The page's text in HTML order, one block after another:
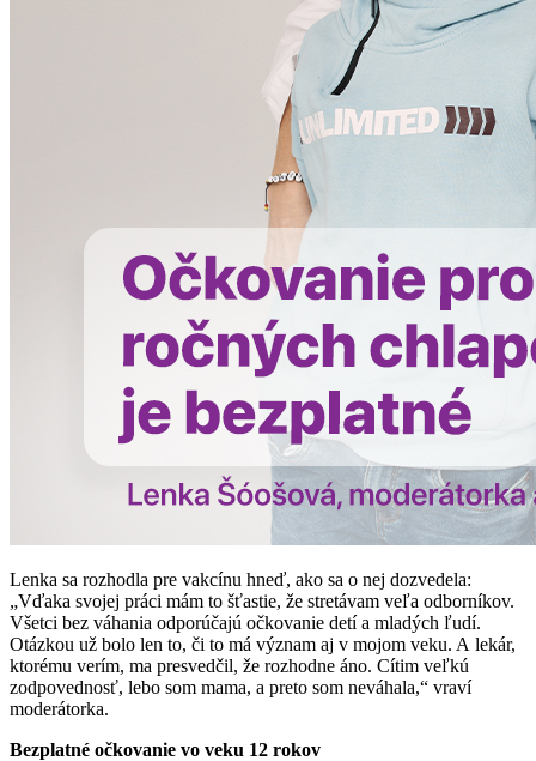
Lenka sa rozhodla pre vakcínu hneď, ako sa o nej dozvedela:
„Vďaka svojej práci mám to šťastie, že stretávam veľa odborníkov.
Všetci bez váhania odporúčajú očkovanie detí a mladých ľudí.
Otázkou už bolo len to, či to má význam aj v mojom veku. A lekár,
ktorému verím, ma presvedčil, že rozhodne áno. Cítim veľkú
zodpovednosť, lebo som mama, a preto som neváhala,“ vraví
moderátorka.
Bezplatné očkovanie vo veku 12 rokov